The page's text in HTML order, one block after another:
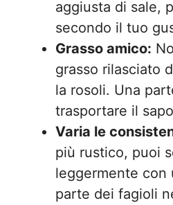
aggiusta di sale,
secondo il tuo
Grasso amico:
grasso rilasciato
la rosoli. Una
trasportare il
Varia le
più rustico, puoi
leggermente con
parte dei fagioli